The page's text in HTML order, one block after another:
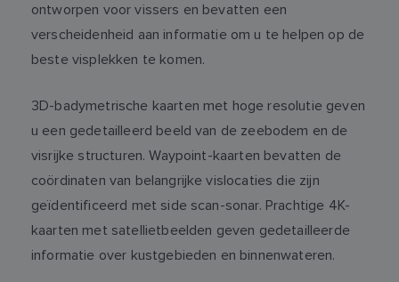
ontworpen voor vissers en bevatten een
verscheidenheid aan informatie om u te helpen op de
beste visplekken te komen.
3D-badymetrische kaarten met hoge resolutie geven
u een gedetailleerd beeld van de zeebodem en de
visrijke structuren. Waypoint-kaarten bevatten de
coördinaten van belangrijke vislocaties die zijn
geïdentificeerd met side scan-sonar. Prachtige 4K-
kaarten met satellietbeelden geven gedetailleerde
informatie over kustgebieden en binnenwateren.